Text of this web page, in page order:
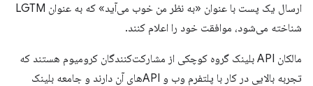
ارسال یک پست با عنوان «به نظر من خوب می‌آید» که به عنوان LGTM
شناخته می‌شود، موافقت خود را اعلام کنند.
مالکان API بلینک گروه کوچکی از مشارکت‌کنندگان کرومیوم هستند که
تجربه بالایی در کار با پلتفرم وب و APIهای آن دارند و جامعه بلینک